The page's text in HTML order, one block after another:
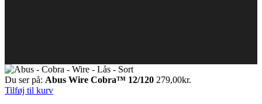
Du ser på: Abus Wire Cobra™ 12/120 279,00kr.
Tilføj til kurv